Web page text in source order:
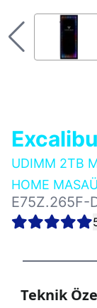
UDIMM 2TB
HOME
E75Z.265F-
Teknik